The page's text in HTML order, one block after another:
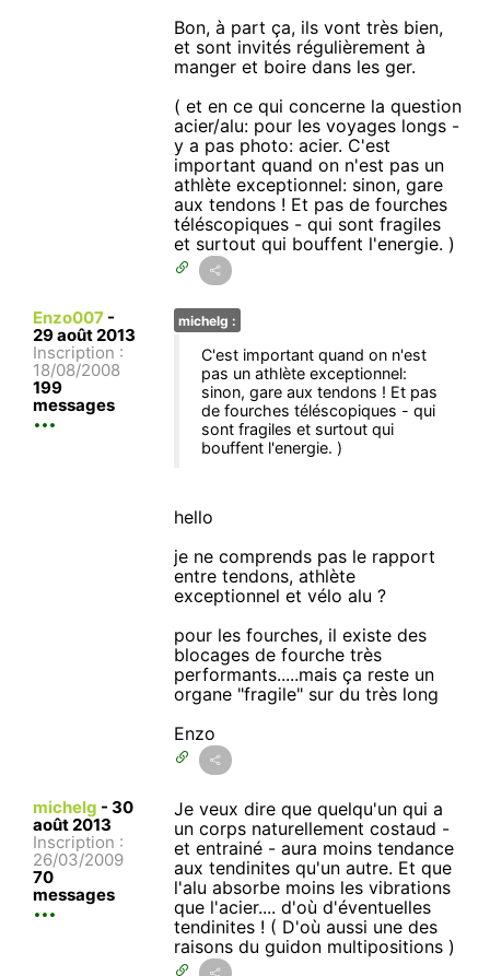
Bon, à part ça, ils vont très bien,
et sont invités régulièrement à
manger et boire dans les ger.
( et en ce qui concerne la question
acier/alu: pour les voyages longs -
y a pas photo: acier. C'est
important quand on n'est pas un
athlète exceptionnel: sinon, gare
aux tendons ! Et pas de fourches
téléscopiques - qui sont fragiles
et surtout qui bouffent l'energie. )
Enzo007 -
29 août 2013
Inscription :
18/08/2008
199
messages
michelg :
C'est important quand on n'est
pas un athlète exceptionnel:
sinon, gare aux tendons ! Et pas
de fourches téléscopiques - qui
sont fragiles et surtout qui
bouffent l'energie. )
hello
je ne comprends pas le rapport
entre tendons, athlète
exceptionnel et vélo alu ?
pour les fourches, il existe des
blocages de fourche très
performants.....mais ça reste un
organe "fragile" sur du très long
Enzo
michelg - 30
août 2013
Inscription :
26/03/2009
70
messages
Je veux dire que quelqu'un qui a
un corps naturellement costaud -
et entrainé - aura moins tendance
aux tendinites qu'un autre. Et que
l'alu absorbe moins les vibrations
que l'acier.... d'où d'éventuelles
tendinites ! ( D'où aussi une des
raisons du guidon multipositions )